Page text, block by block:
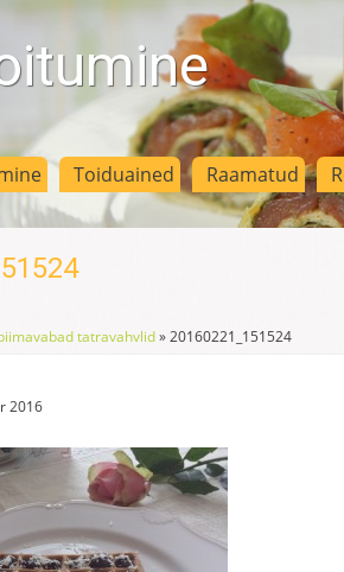
Toiduained Raamatud
tatravahvlid»20160221_151524
2016